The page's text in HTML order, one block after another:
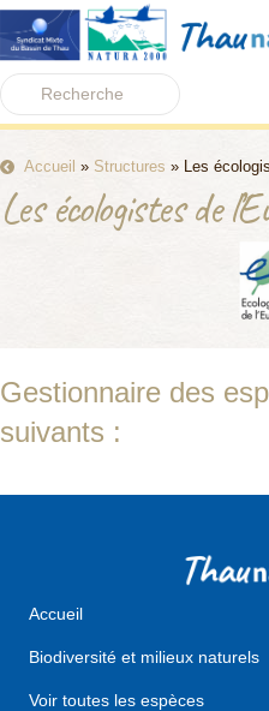
Accueil » Structures » Les
Les écologistes de
Gestionnaire des
suivants :
Accueil
Biodiversité et milieux naturels
Voir toutes les espèces